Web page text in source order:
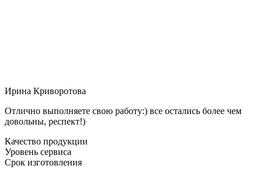
Ирина Криворотова
Отлично выполняете свою работу:) все остались более чем
довольны, респект!)
Качество продукции
Уровень сервиса
Срок изготовления